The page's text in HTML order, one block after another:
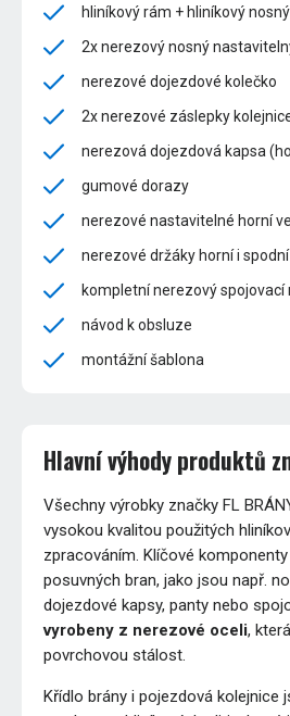
hliníkový rám + hliníkový
2x nerezový nosný
nerezové dojezdové kolečko
2x nerezové záslepky
nerezová dojezdová kapsa
gumové dorazy
nerezové nastavitelné horní
nerezové držáky horní i
kompletní nerezový spojovací
návod k obsluze
montážní šablona
Hlavní výhody produktů
Všechny výrobky značky FL
vysokou kvalitou použitých
zpracováním. Klíčové
posuvných bran, jako jsou např.
dojezdové kapsy, panty nebo
vyrobeny z nerezové oceli,
povrchovou stálost.
Křídlo brány i pojezdová kolejnice